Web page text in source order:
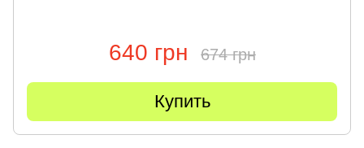
640 грн 674 грн
Купить